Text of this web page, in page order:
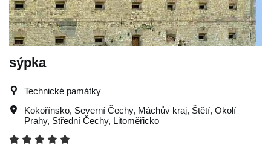
sýpka
Technické památky
Kokořínsko, Severní Čechy, Máchův kraj, Štětí, Okolí
Prahy, Střední Čechy, Litoměřicko